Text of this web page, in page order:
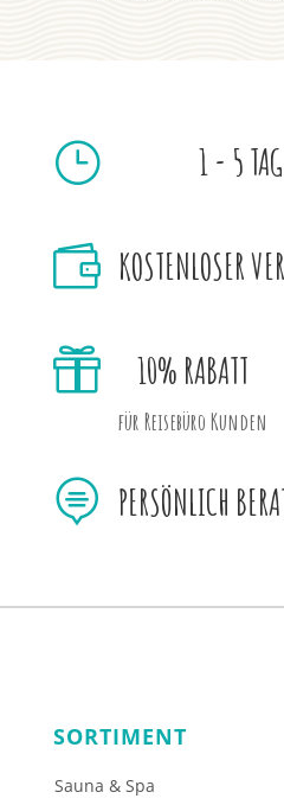
} 1 - 5
 KOSTENLOSER
 10% RABATT
für Reisebüro Kunden
 PERSÖNLICH
SORTIMENT
Sauna & Spa